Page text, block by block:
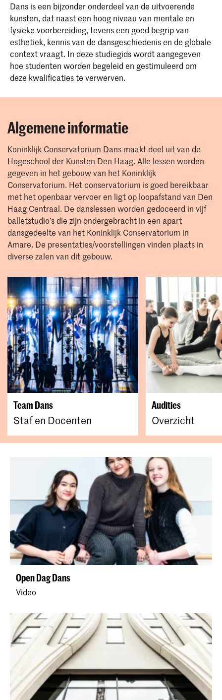
Dans is een bijzonder onderdeel van de uitvoerende
kunsten, dat naast een hoog niveau van mentale en
fysieke voorbereiding, tevens een goed begrip van
esthetiek, kennis van de dansgeschiedenis en de globale
context vraagt. In deze studiegids wordt aangegeven
hoe studenten worden begeleid en gestimuleerd om
deze kwalificaties te verwerven.
Algemene informatie
Koninklijk Conservatorium Dans maakt deel uit van de
Hogeschool der Kunsten Den Haag. Alle lessen worden
gegeven in het gebouw van het Koninklijk
Conservatorium. Het conservatorium is goed bereikbaar
met het openbaar vervoer en ligt op loopafstand van Den
Haag Centraal. De danslessen worden gedoceerd in vijf
balletstudio’s die zijn ondergebracht in een apart
dansgedeelte van het Koninklijk Conservatorium in
Amare. De presentaties/voorstellingen vinden plaats in
diverse zalen van dit gebouw.
Team Dans
Staf en Docenten
Audities
Overzicht
Open Dag Dans
Video